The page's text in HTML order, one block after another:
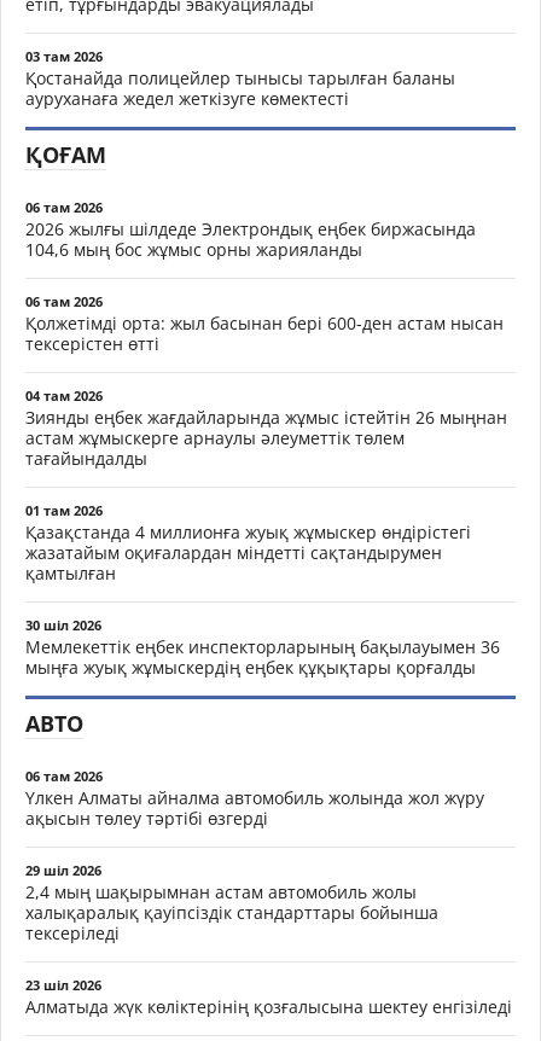
03 там 2026
Қостанайда полицейлер тынысы тарылған баланы
ауруханаға жедел жеткізуге көмектесті
ҚОҒАМ
06 там 2026
2026 жылғы шілдеде Электрондық еңбек биржасында
104,6 мың бос жұмыс орны жарияланды
06 там 2026
Қолжетімді орта: жыл басынан бері 600-ден астам нысан
тексерістен өтті
04 там 2026
Зиянды еңбек жағдайларында жұмыс істейтін 26 мыңнан
астам жұмыскерге арнаулы әлеуметтік төлем
тағайындалды
01 там 2026
Қазақстанда 4 миллионға жуық жұмыскер өндірістегі
жазатайым оқиғалардан міндетті сақтандырумен
қамтылған
30 шіл 2026
Мемлекеттік еңбек инспекторларының бақылауымен 36
мыңға жуық жұмыскердің еңбек құқықтары қорғалды
АВТО
06 там 2026
Үлкен Алматы айналма автомобиль жолында жол жүру
ақысын төлеу тәртібі өзгерді
29 шіл 2026
2,4 мың шақырымнан астам автомобиль жолы
халықаралық қауіпсіздік стандарттары бойынша
тексеріледі
23 шіл 2026
Алматыда жүк көліктерінің қозғалысына шектеу енгізіледі